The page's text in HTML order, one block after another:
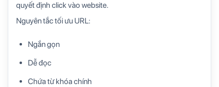
quyết định click vào website.
Nguyên tắc tối ưu URL:
Ngắn gọn
Dễ đọc
Chứa từ khóa chính